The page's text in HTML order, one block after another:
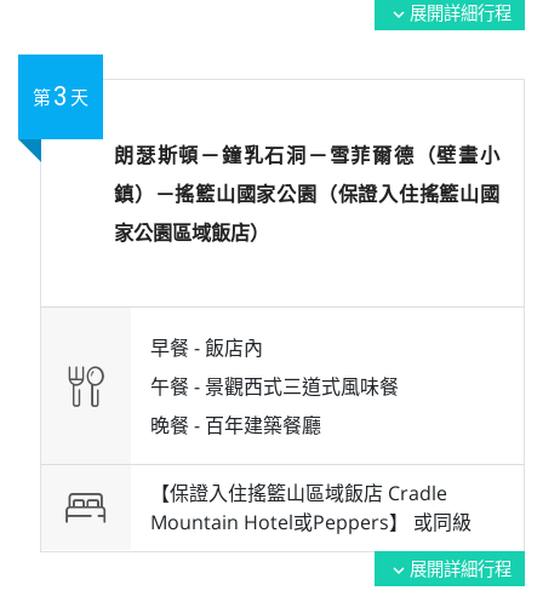
expand_more 展開詳細行程
第3 天
朗瑟斯頓－鐘乳石洞－雪菲爾德（壁畫小
鎮）－搖籃山國家公園（保證入住搖籃山國
家公園區域飯店）
早餐 -飯店內
午餐 -景觀西式三道式風味餐
晚餐 - 百年建築餐廳
【保證入住搖籃山區域飯店 Cradle
Mountain Hotel或Peppers】 或同級
expand_more 展開詳細行程